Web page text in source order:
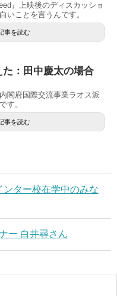
』上映後のディスカッショ
いことを言うんです。
事を読む
：田中慶太の場合
閣府国際交流事業ラオス派
す。
事を読む
ター校在学中のみな
ー 白井尋さん